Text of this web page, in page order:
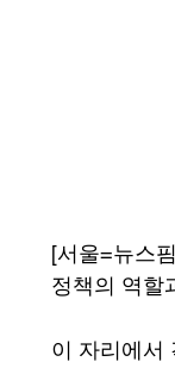
[서울=뉴스
정책의 역할
이 자리에서